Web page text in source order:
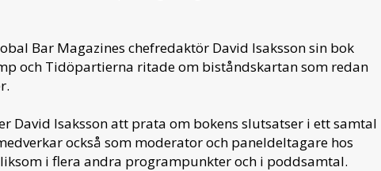
Bar Magazines chefredaktör David Isaksson sin bok
och Tidöpartierna ritade om biståndskartan som redan
David Isaksson att prata om bokens slutsatser i ett samtal
också som moderator och paneldeltagare hos
i flera andra programpunkter och i poddsamtal.